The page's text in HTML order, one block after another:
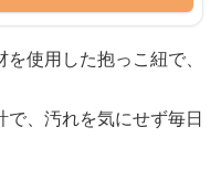
使用した抱っこ紐で、
、汚れを気にせず毎日